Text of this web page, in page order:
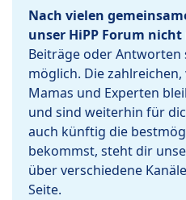
Nach vielen
unser HiPP Forum
Beiträge oder
möglich. Die
Mamas und Experten
und sind weiterhin für
auch künftig die
bekommst, steht dir
über verschiedene
Seite.